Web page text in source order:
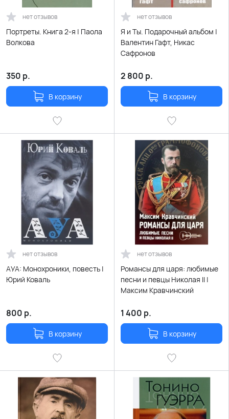
нет отзывов
Портреты. Книга 2-я | Паола
Волкова
350 р.
В корзину
нет отзывов
Я и Ты. Подарочный альбом |
Валентин Гафт, Никас
Сафронов
2 800 р.
В корзину
нет отзывов
АУА: Монохроники, повесть |
Юрий Коваль
800 р.
В корзину
нет отзывов
Романсы для царя: любимые
песни и певцы Николая II |
Максим Кравчинский
1 400 р.
В корзину